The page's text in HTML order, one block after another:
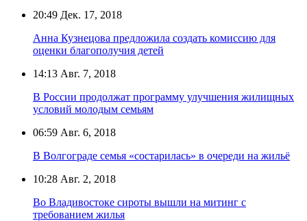
20:49 Дек. 17, 2018
Анна Кузнецова предложила создать комиссию для
оценки благополучия детей
14:13 Авг. 7, 2018
В России продолжат программу улучшения жилищных
условий молодым семьям
06:59 Авг. 6, 2018
В Волгограде семья «состарилась» в очереди на жильё
10:28 Авг. 2, 2018
Во Владивостоке сироты вышли на митинг с
требованием жилья